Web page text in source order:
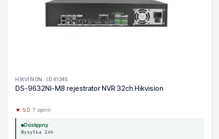
HIKVISION · ID 61345
DS-9632NI-M8 rejestrator NVR 32ch Hikvision
★ 5.0· 7 opinii
Dostępny
Wysyłka 24h